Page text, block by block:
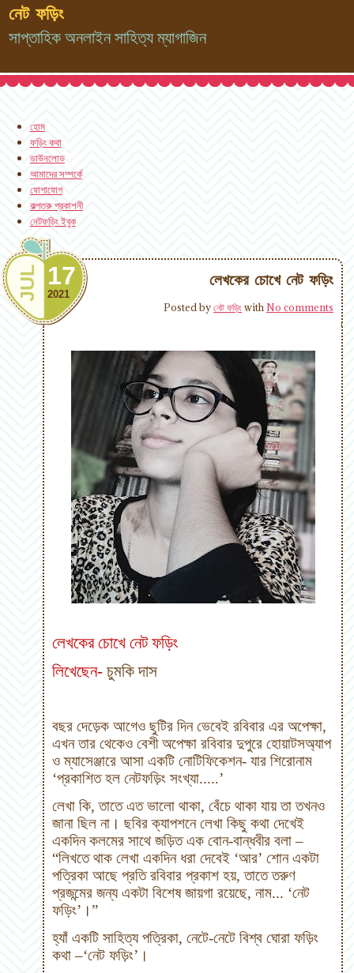
নেট ফড়িং
সাপ্তাহিক অনলাইন সাহিত্য ম্যাগাজিন
হোম
ফড়িং কথা
ডাউনলোড
আমাদের সম্পর্কে
যোগাযোগ
কল্পতরু প্রকাশনী
নেটফড়িং ইবুক
লেখকের চোখে নেট ফড়িং
JUL 17
2021
Posted byনেট ফড়িং withNo comments
লেখকের চোখে নেট ফড়িং
লিখেছেন- চুমকি দাস
বছর দেড়েক আগেও ছুটির দিন ভেবেই রবিবার এর অপেক্ষা,
এখন তার থেকেও বেশী অপেক্ষা রবিবার দুপুরে হোয়াটসঅ্যাপ
ও ম্যাসেঞ্জারে আসা একটি নোটিফিকেশন- যার শিরোনাম
‘প্রকাশিত হল নেটফড়িং সংখ্যা.....’
লেখা কি, তাতে এত ভালো থাকা, বেঁচে থাকা যায় তা তখনও
জানা ছিল না। ছবির ক্যাপশনে লেখা কিছু কথা দেখেই
একদিন কলমের সাথে জড়িত এক বোন-বান্ধবীর বলা –
“লিখতে থাক লেখা একদিন ধরা দেবেই ‘আর’ শোন একটা
পত্রিকা আছে প্রতি রবিবার প্রকাশ হয়, তাতে তরুণ
প্রজন্মের জন্য একটা বিশেষ জায়গা রয়েছে, নাম... ‘নেট
ফড়িং’।”
হ্যাঁ একটি সাহিত্য পত্রিকা, নেটে-নেটে বিশ্ব ঘোরা ফড়িং
কথা –‘নেট ফড়িং’।